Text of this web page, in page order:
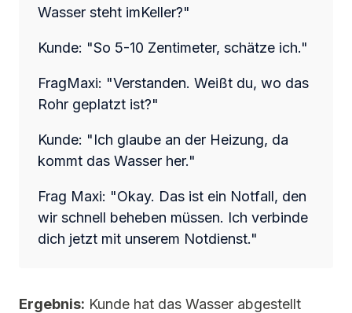
Wasser steht imKeller?"
Kunde: "So 5-10 Zentimeter, schätze ich."
FragMaxi: "Verstanden. Weißt du, wo das
Rohr geplatzt ist?"
Kunde: "Ich glaube an der Heizung, da
kommt das Wasser her."
Frag Maxi: "Okay. Das ist ein Notfall, den
wir schnell beheben müssen. Ich verbinde
dich jetzt mit unserem Notdienst."
Ergebnis: Kunde hat das Wasser abgestellt